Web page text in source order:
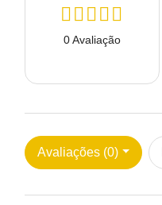
0 Avaliação
Avaliações (0)